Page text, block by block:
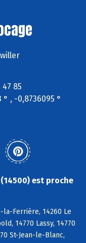
85
, -0,8736095 °
est proche
la-Ferrière, 14260 Le
14770 Lassy, 14770
St-Jean-le-Blanc,